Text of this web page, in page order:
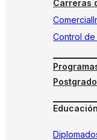
Carreras
Comercial
Control de
Postgrado